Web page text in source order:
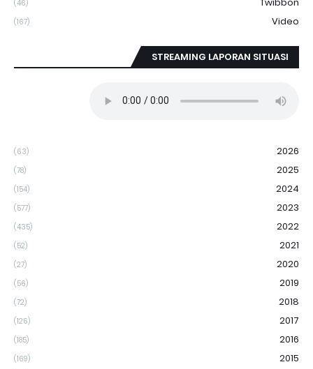
(46)
Video
(167)
STREAMING LAPORAN SITUASI
2026
(63)
2025
(78)
2024
(154)
2023
(577)
2022
(435)
2021
(52)
2020
(27)
2019
(56)
2018
(72)
2017
(126)
2016
(185)
2015
(169)